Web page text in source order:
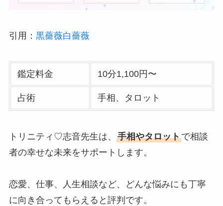
引用： 黒薔薇白薔薇
鑑定料金 10分1,100円〜
占術 手相、タロット
トリニティ♡志音先生は、 手相やタロットで相談
者の幸せな未来をサポートします。
恋愛、仕事、人生相談など、どんな悩みにも丁寧
に向き合ってもらえると評判です。